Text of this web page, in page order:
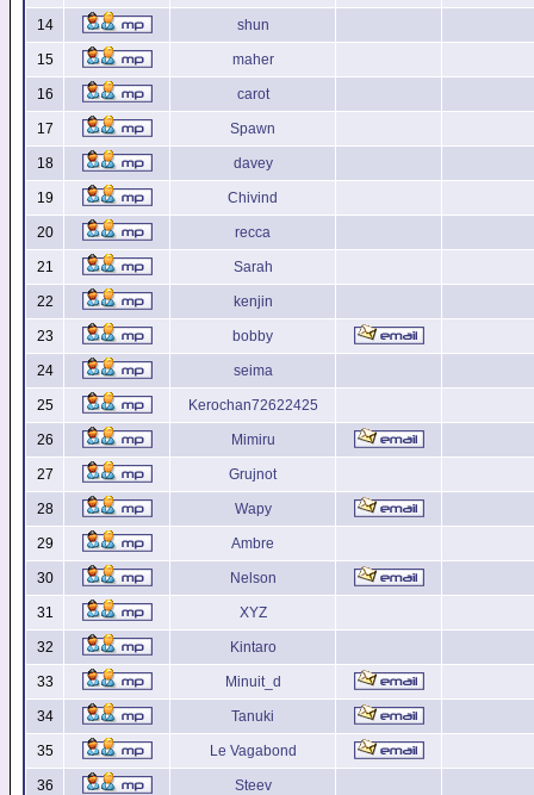
14 shun
15 maher
16 carot
17 Spawn
18 davey
19 Chivind
20 recca
21 Sarah
22 kenjin
23 bobby
24 seima
25 Kerochan72622425
26 Mimiru
27 Grujnot
28 Wapy
29 Ambre
30 Nelson
31 XYZ
32 Kintaro
33 Minuit_d
34 Tanuki
35 Le Vagabond
36 Steev